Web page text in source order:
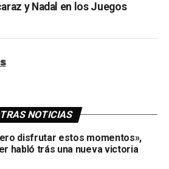
y Nadal en los Juegos
NOTICIAS
disfrutar estos momentos»,
habló trás una nueva victoria